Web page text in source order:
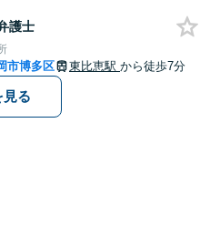
慮なくご相談く
割払い利用可】
ル面談可】
護士
市博多区 東比恵駅 から徒歩7分
見る